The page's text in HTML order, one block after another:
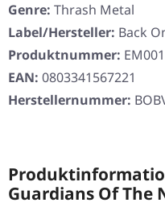
Genre: Thrash Metal
Label/Hersteller: Back
Produktnummer:
EAN: 0803341567221
Herstellernummer:
Guardians Of The